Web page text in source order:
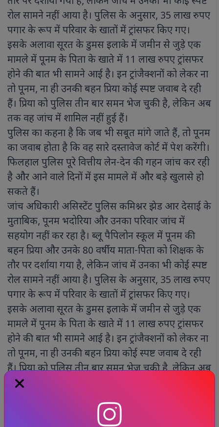
रोल सामने नहीं आया है। पुलिस के अनुसार, 35 लाख रुपए
पगार के रूप में परिवार के खातों में ट्रांसफर किए गए।
इसके अलावा सूरत के डुमस इलाके में जमीन से जुड़े एक
मामले में पूनम के पिता के खाते में 11 लाख रुपए ट्रांसफर
होने की बात भी सामने आई है। इन ट्रांजैक्शनों को लेकर ना
तो पूनम, ना ही उनकी बहन प्रिया कोई स्पष्ट जवाब दे रही
हैं। प्रिया को पुलिस तीन बार समन भेज चुकी है, लेकिन अब
तक वह जांच में शामिल नहीं हुई हैं।
पुलिस का कहना है कि जब भी सबूत मांगे जाते हैं, तो पूनम
का जवाब होता है कि वह सारे दस्तावेज कोर्ट में पेश करेंगी।
फिलहाल पुलिस पूरे वित्तीय लेन-देन की गहन जांच कर रही
है और आने वाले दिनों में इस मामले में और बड़े खुलासे हो
सकते हैं।
जांच अधिकारी असिस्टेंट पुलिस कमिश्नर झेड आर देसाई के
मुताबिक, पूनम भदोरिया और उनका परिवार जांच में
सहयोग नहीं कर रहा है। ब्लू पैपिलोन स्कूल में पूनम की
बहन प्रिया और उनके 80 वर्षीय माता-पिता को शिक्षक के
तौर पर दर्शाया गया है, लेकिन जांच में उनका भी कोई स्पष्ट
रोल सामने नहीं आया है। पुलिस के अनुसार, 35 लाख रुपए
पगार के रूप में परिवार के खातों में ट्रांसफर किए गए।
इसके अलावा सूरत के डुमस इलाके में जमीन से जुड़े एक
मामले में पूनम के पिता के खाते में 11 लाख रुपए ट्रांसफर
होने की बात भी सामने आई है। इन ट्रांजैक्शनों को लेकर ना
तो पूनम, ना ही उनकी बहन प्रिया कोई स्पष्ट जवाब दे रही
हैं। प्रिया को पुलिस तीन बार समन भेज चुकी है, लेकिन अब
तक वह जांच में शामिल नहीं हुई हैं।
का जवाब होता है कि वह सारे दस्तावेज कोर्ट में पेश करेंगी।